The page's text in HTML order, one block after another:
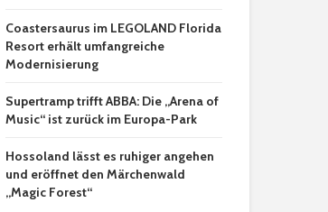
Coastersaurus im LEGOLAND Florida
Resort erhält umfangreiche
Modernisierung
Supertramp trifft ABBA: Die „Arena of
Music“ ist zurück im Europa-Park
Hossoland lässt es ruhiger angehen
und eröffnet den Märchenwald
„Magic Forest“